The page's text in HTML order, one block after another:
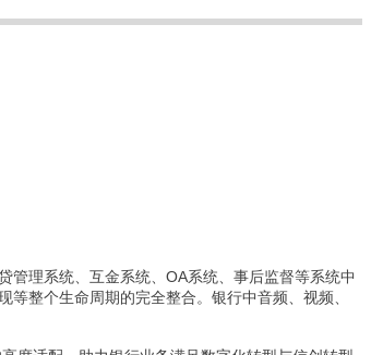
管理系统、互金系统、OA系统、事后监督等系统中
整个生命周期的完全整合。银行中音频、视频、